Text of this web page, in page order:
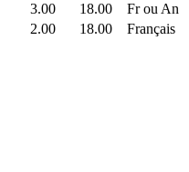
3.00 18.00
Fr ou An
2.00 18.00 Français